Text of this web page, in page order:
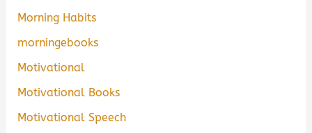
Morning Habits
morningebooks
Motivational
Motivational Books
Motivational Speech